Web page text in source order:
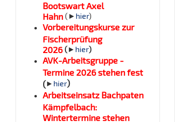
Bootswart Axel
Hahn (► hier)
Vorbereitungskurse zur
Fischerprüfung
2026 (► hier)
AVK-Arbeitsgruppe -
Termine 2026 stehen fest
(► hier)
Arbeitseinsatz Bachpaten
Kämpfelbach:
Wintertermine stehen